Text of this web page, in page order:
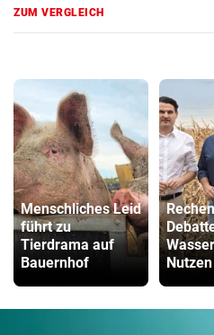
ZUM VERGLEICH
Menschliches Leid
führt zu
Tierdrama auf
Bauernhof
Nutzen